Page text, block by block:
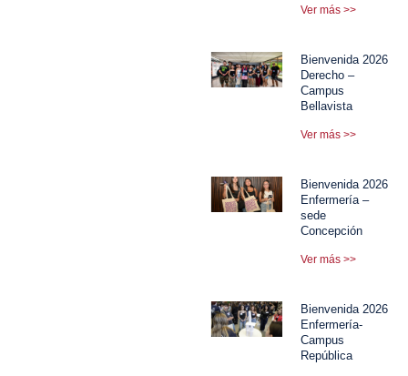
Ver más >>
Bienvenida 2026
Derecho –
Campus
Bellavista
Ver más >>
Bienvenida 2026
Enfermería –
sede
Concepción
Ver más >>
Bienvenida 2026
Enfermería-
Campus
República